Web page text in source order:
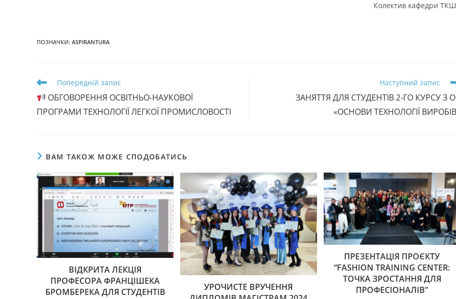
Колектив кафедри
ПОЗНАЧКИ: ASPIRANTURA
Прочитати
більше
статей
Попередній запис
ОБГОВОРЕННЯ ОСВІТНЬО-НАУКОВОЇ
ПРОГРАМИ ТЕХНОЛОГІЇ ЛЕГКОЇ ПРОМИСЛОВОСТІ
Наступний запис
ЗАНЯТТЯ ДЛЯ СТУДЕНТІВ 2-ГО КУРСУ З
«ОСНОВИ ТЕХНОЛОГІЇ
ВАМ ТАКОЖ МОЖЕ СПОДОБАТИСЬ
ВІДКРИТА ЛЕКЦІЯ
ПРОФЕСОРА ФРАНЦІШЕКА
БРОМБЕРЕКА ДЛЯ СТУДЕНТІВ
УРОЧИСТЕ ВРУЧЕННЯ
ПРЕЗЕНТАЦІЯ ПРОЄКТУ
“FASHION TRAINING CENTER:
ТОЧКА ЗРОСТАННЯ ДЛЯ
ПРОФЕСІОНАЛІВ”